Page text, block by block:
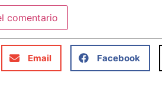
Email Facebook